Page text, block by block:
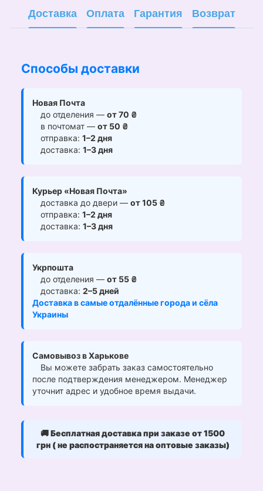
Доставка Оплата Гарантия Возврат
Способы доставки
Новая Почта
до отделения — от 70 ₴
в почтомат — от 50 ₴
отправка: 1–2 дня
доставка: 1–3 дня
Курьер «Новая Почта»
доставка до двери — от 105 ₴
отправка: 1–2 дня
доставка: 1–3 дня
Укрпошта
до отделения — от 55 ₴
доставка: 2–5 дней
Доставка в самые отдалённые города и сёла
Украины
Самовывоз в Харькове
Вы можете забрать заказ самостоятельно
после подтверждения менеджером. Менеджер
уточнит адрес и удобное время выдачи.
🚚Бесплатная доставка при заказе от 1500
грн ( не распостраняется на оптовые заказы)